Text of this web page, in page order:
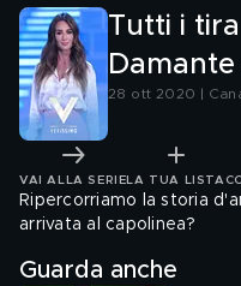
Tutti i
28 ott 2020 |
VAI ALLA SERIE LA TUA LISTA
Ripercorriamo la storia
arrivata al capolinea?
Guarda anche